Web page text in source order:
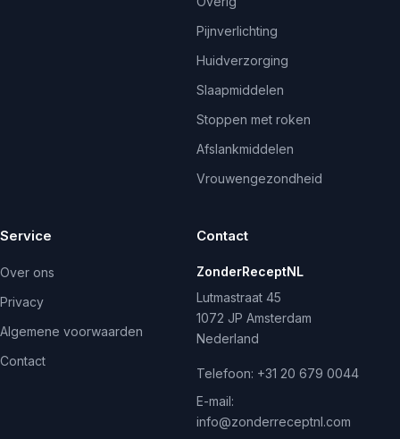
Pijnverlichting
Huidverzorging
Slaapmiddelen
Stoppen met roken
Afslankmiddelen
Vrouwengezondheid
Service
Over ons
Privacy
Algemene voorwaarden
Contact
Contact
ZonderReceptNL
Lutmastraat 45
1072 JP Amsterdam
Nederland
Telefoon: +31 20 679 0044
E-mail:
info@zonderreceptnl.com